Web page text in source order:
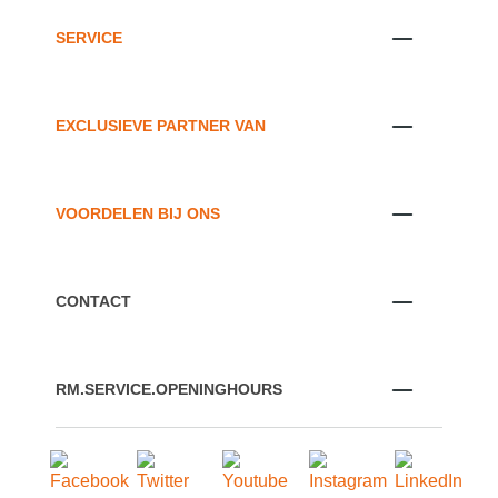
SERVICE
EXCLUSIEVE PARTNER VAN
VOORDELEN BIJ ONS
CONTACT
RM.SERVICE.OPENINGHOURS